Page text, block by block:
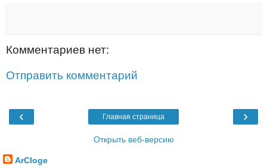
Комментариев нет:
Отправить комментарий
‹ ›
Главная страница
Открыть веб-версию
ArCloge